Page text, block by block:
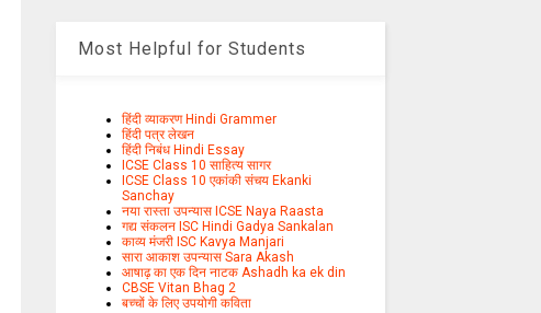
Most Helpful for Students
हिंदी व्याकरण Hindi Grammer
हिंदी पत्र लेखन
हिंदी निबंध Hindi Essay
ICSE Class 10 साहित्य सागर
ICSE Class 10 एकांकी संचय Ekanki
Sanchay
नया रास्ता उपन्यास ICSE Naya Raasta
गद्य संकलन ISC Hindi Gadya Sankalan
काव्य मंजरी ISC Kavya Manjari
सारा आकाश उपन्यास Sara Akash
आषाढ़ का एक दिन नाटक Ashadh ka ek din
CBSE Vitan Bhag 2
बच्चों के लिए उपयोगी कविता